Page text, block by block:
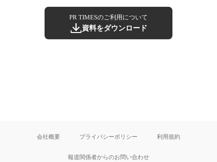
PR TIMESのご利用について
資料をダウンロード
会社概要 プライバシーポリシー 利用規約
報道関係者からのお問い合わせ